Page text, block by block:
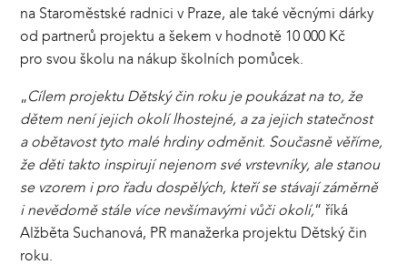
na Staroměstské radnici v Praze, ale také věcnými dárky
od partnerů projektu a šekem v hodnotě 10 000 Kč
pro svou školu na nákup školních pomůcek.
„Cílem projektu Dětský čin roku je poukázat na to, že
dětem není jejich okolí lhostejné, a za jejich statečnost
a obětavost tyto malé hrdiny odměnit. Současně věříme,
že děti takto inspirují nejenom své vrstevníky, ale stanou
se vzorem i pro řadu dospělých, kteří se stávají záměrně
i nevědomě stále více nevšímavými vůči okolí,“ říká
Alžběta Suchanová, PR manažerka projektu Dětský čin
roku.